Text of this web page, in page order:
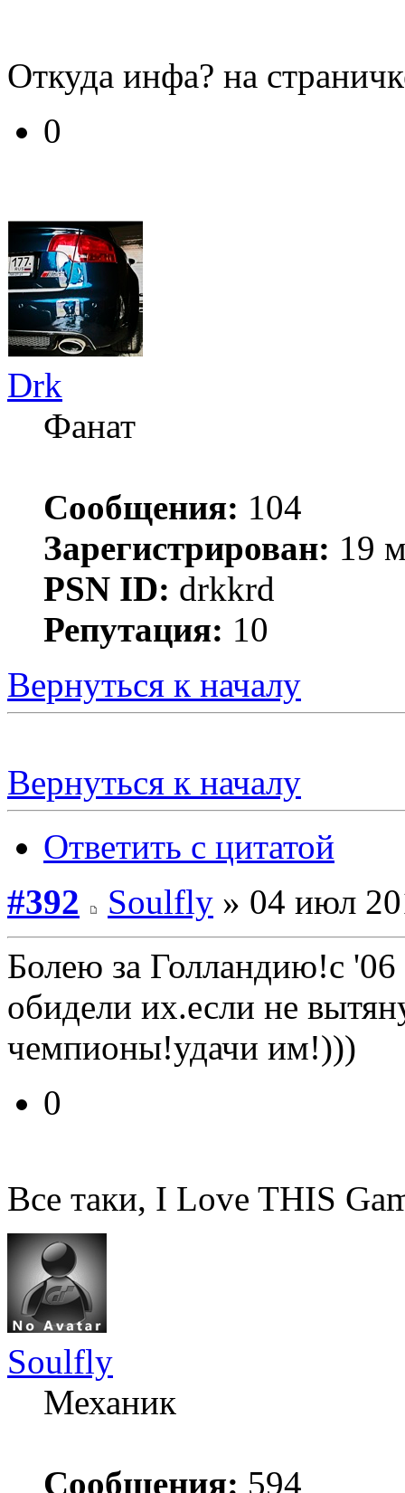
Откуда инфа? на
0
Drk
Фанат
Сообщения: 104
Зарегистрирован: 19
PSN ID: drkkrd
Репутация: 10
Вернуться к началу
Вернуться к началу
Ответить с цитатой
#392
Soulfly » 04 июл
Болею за Голландию!с
обидели их.если не
чемпионы!удачи им!)))
0
Все таки, I Love THIS
Soulfly
Механик
Сообщения: 594